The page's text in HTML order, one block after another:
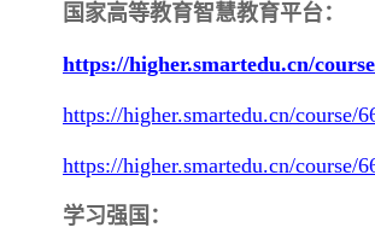
国家高等教育智慧教育平台：
https://higher.smartedu.cn/
https://higher.smartedu.cn/course/
https://higher.smartedu.cn/course/
学习强国：